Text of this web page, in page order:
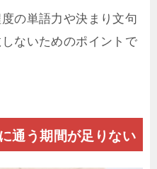
の単語力や決まり文句
ないためのポイントで
通う期間が足りない